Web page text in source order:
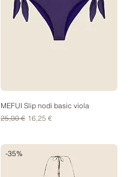
MEFUI Slip nodi basic viola
Prezzo regolare
25,00 € Prezzo scontato
16,25 €
-35%